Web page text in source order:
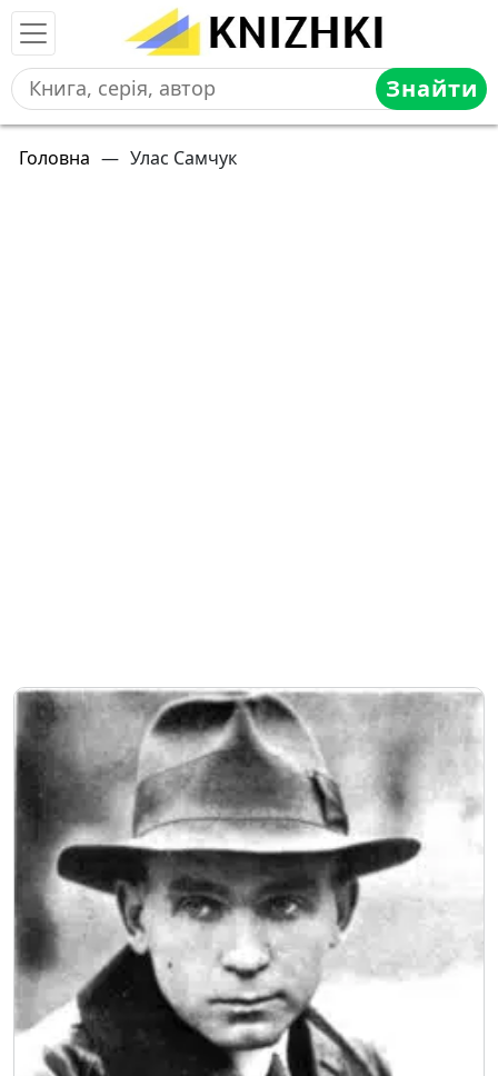
Знайти
Головна — Улас Самчук